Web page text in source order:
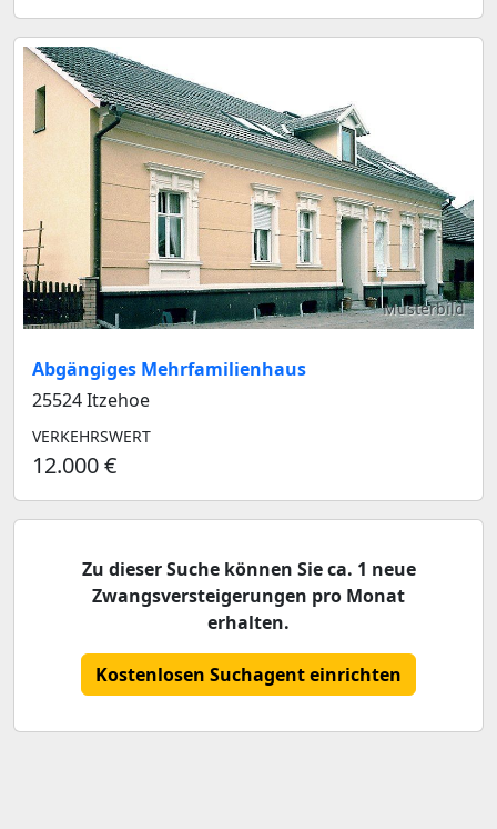
Musterbild
Abgängiges Mehrfamilienhaus
25524 Itzehoe
VERKEHRSWERT
12.000 €
Zu dieser Suche können Sie ca. 1 neue
Zwangsversteigerungen pro Monat
erhalten.
Kostenlosen Suchagent einrichten